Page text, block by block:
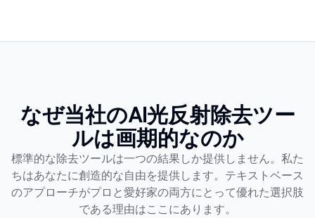
なぜ当社のAI光反射除去ツー
ルは画期的なのか
標準的な除去ツールは一つの結果しか提供しません。私た
ちはあなたに創造的な自由を提供します。テキストベース
のアプローチがプロと愛好家の両方にとって優れた選択肢
である理由はここにあります。